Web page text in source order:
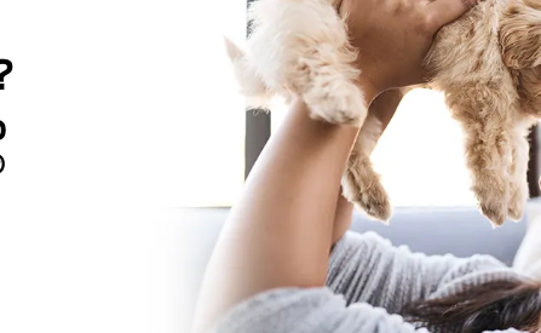
nueva en casa?
el nombre prefecto
con Purina®